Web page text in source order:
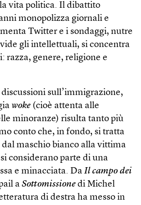
vita politica. Il dibattito
monopolizza giornali e
Twitter e i sondaggi, nutre
gli intellettuali, si concentra
razza, genere, religione e
sull’immigrazione,
woke (cioè attenta alle
minoranze) risulta tanto più
conto che, in fondo, si tratta
dal maschio bianco alla vittima
considerano parte di una
e minacciata. Da Il campo dei
a Sottomissione di Michel
di destra ha messo in